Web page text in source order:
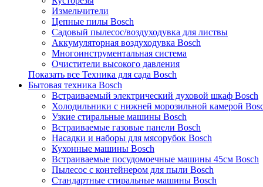
Измельчители
Цепные пилы Bosch
Садовый пылесос/воздуходувка для листвы
Аккумуляторная воздуходувка Bosch
Многоинструментальная система
Очистители высокого давления
Показать все Техника для сада Bosch
Бытовая техника Bosch
Встраиваемый электрический духовой шкаф Bosch
Холодильники с нижней морозильной камерой
Узкие стиральные машины Bosch
Встраиваемые газовые панели Bosch
Насадки и наборы для мясорубок Bosch
Кухонные машины Bosch
Встраиваемые посудомоечные машины 45см Bosch
Пылесос с контейнером для пыли Bosch
Стандартные стиральные машины Bosch